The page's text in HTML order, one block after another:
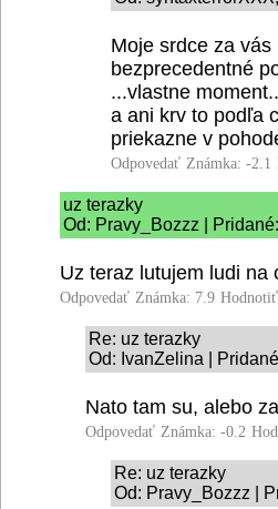
Moje srdce za
bezprecedentné
...vlastne
a ani krv to podľa
priekazne v
Odpovedať Známka: -2.1
uz terazky
Od: Pravy_Bozzz |
Uz teraz lutujem ludi na
Odpovedať Známka: 7.9
Re: uz terazky
Od: IvanZelina |
Nato tam su, alebo
Odpovedať Známka: -0.2
Re: uz terazky
Od: Pravy_Bozzz |